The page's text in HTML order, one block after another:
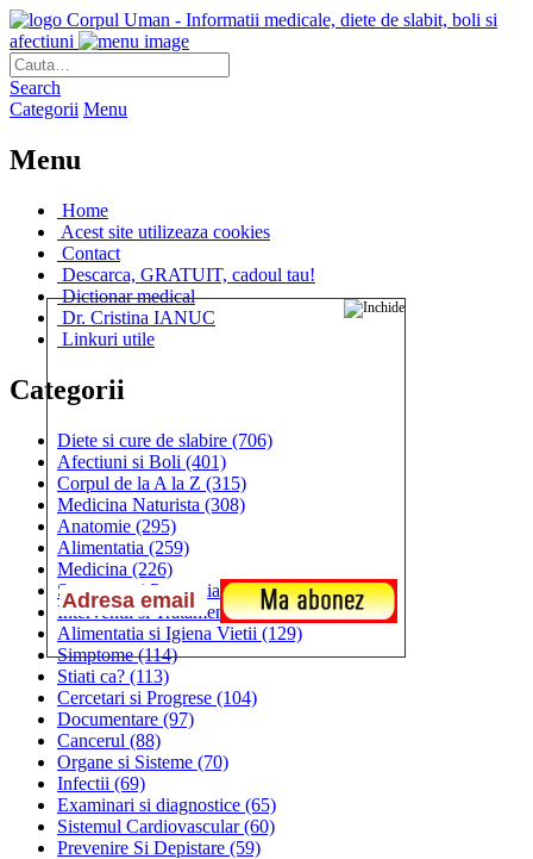
Corpul Uman - Informatii medicale, diete de slabit, boli si
afectiuni
Search
Categorii Menu
Menu
Home
Acest site utilizeaza cookies
Contact
Descarca, GRATUIT, cadoul tau!
Dictionar medical
Dr. Cristina IANUC
Linkuri utile
Categorii
Diete si cure de slabire (706)
Afectiuni si Boli (401)
Corpul de la A la Z (315)
Medicina Naturista (308)
Anatomie (295)
Alimentatia (259)
Medicina (226)
Sanatatea si Preventia(170)
Interventii si Tratamente(167)
Alimentatia si Igiena Vietii (129)
Simptome(114)
Stiati ca? (113)
Cercetari si Progrese (104)
Documentare (97)
Cancerul (88)
Organe si Sisteme (70)
Infectii (69)
Examinari si diagnostice (65)
Sistemul Cardiovascular(60)
Prevenire Si Depistare (59)